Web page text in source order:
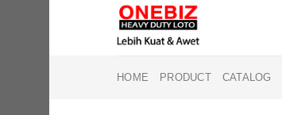
HOME PRODUCT CATALOG